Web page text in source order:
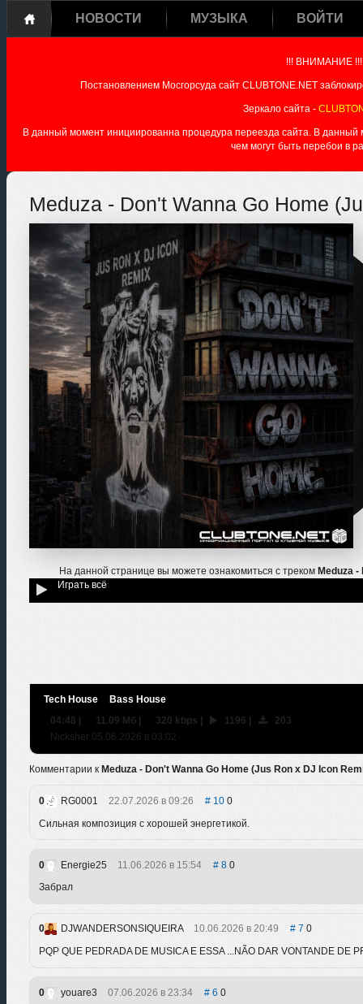
НОВОСТИ МУЗЫКА ВОЙТИ
!!! ВНИМАНИЕ !!!
Постановлением Мосгорсуда сайт CLUBTONE.NET
Зеркало сайта -
В данный момент инициированна процедура переезда сайта. В данный
чем могут быть перебои в
Meduza - Don't Wanna Go Home
На данной странице вы можете ознакомиться с треком Meduza -
Играть всё
Tech House
Bass House
04:48 | 11.09 Мб | 320 kbps | 1196 |
203
Nicksher 05.06.2026 в 03:02
Комментарии к Meduza - Don't Wanna Go Home (Jus Ron x DJ Icon
0 RG0001 22.07.2026 в 09:26 100
Сильная композиция с хорошей энергетикой.
0 Energie25 11.06.2026 в 15:54 80
Забрал
0 DJWANDERSONSIQUEIRA 10.06.2026 в 20:49 7 0
PQP QUE PEDRADA DE MUSICA E ESSA ...NÃO DAR VONTANDE DE
0 youare3 07.06.2026 в 23:34 6 0